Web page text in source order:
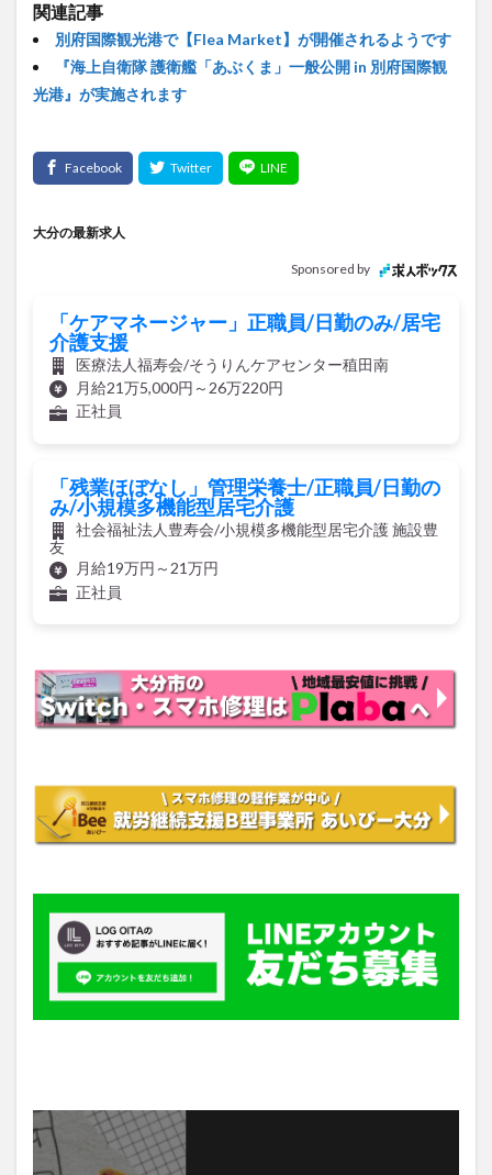
関連記事
別府国際観光港で【Flea Market】が開催されるようです
『海上自衛隊 護衛艦「あぶくま」一般公開 in 別府国際観
光港』が実施されます
大分の最新求人
Sponsored by
「ケアマネージャー」正職員/日勤のみ/居宅
介護支援
医療法人福寿会/そうりんケアセンター稙田南
月給21万5,000円～26万220円
正社員
「残業ほぼなし」管理栄養士/正職員/日勤の
み/小規模多機能型居宅介護
社会福祉法人豊寿会/小規模多機能型居宅介護 施設豊
友
月給19万円～21万円
正社員